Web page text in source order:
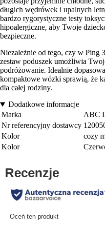
długich wędrówek i upalnych
bardzo rygorystyczne testy
hipoalergiczne, aby Twoje
bezpieczne.
Niezależnie od tego, czy w Ping
zestaw poduszek umożliwia
podróżowanie. Idealnie
kompaktowe wózki sprawią, że
dla całej rodziny.
Dodatkowe informacje
Marka
ABC
Nr referencyjny dostawcy
Kolor
cozy
Kolor